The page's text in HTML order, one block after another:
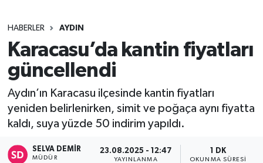
HABERLER AYDIN
Karacasu’da kantin fiyatları
güncellendi
Aydın’ın Karacasu ilçesinde kantin fiyatları
yeniden belirlenirken, simit ve poğaça aynı fiyatta
kaldı, suya yüzde 50 indirim yapıldı.
SELVA DEMIR
MÜDÜR
23.08.2025 - 12:47
YAYINLANMA
1 DK
OKUNMA SÜRESI
Tüm Manşetler
Son Dakika Haberleri
Haber Arşivi